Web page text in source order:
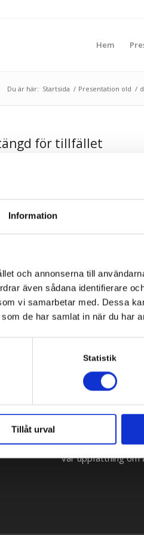
Information
och annonserna till
även sådana identifierare
vi samarbetar med. Dessa
de har samlat in när du har
Statistik
Tillåt urval
Hem
Du är här: Startsida / Presentation old /
för tillfället
Om oss
Vi hjälper våra
vara en daglig
vår uppfattning om